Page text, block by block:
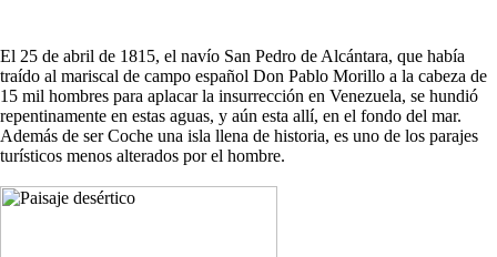
El 25 de abril de 1815, el navío San Pedro de Alcántara, que había
traído al mariscal de campo español Don Pablo Morillo a la cabeza de
15 mil hombres para aplacar la insurrección en Venezuela, se hundió
repentinamente en estas aguas, y aún esta allí, en el fondo del mar.
Además de ser Coche una isla llena de historia, es uno de los parajes
turísticos menos alterados por el hombre.